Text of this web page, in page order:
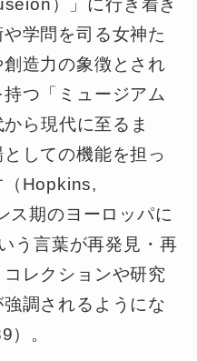
）」に行き着き
学問を司る女神た
造力の象徴とされ
つ「ミュージアム
ら現代に至るま
しての機能を担っ
（Hopkins,
ス期のヨーロッパに
う言葉が再発見・再
レクションや研究
調されるようにな
）。